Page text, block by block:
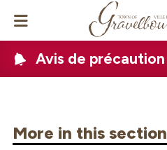
More in this section